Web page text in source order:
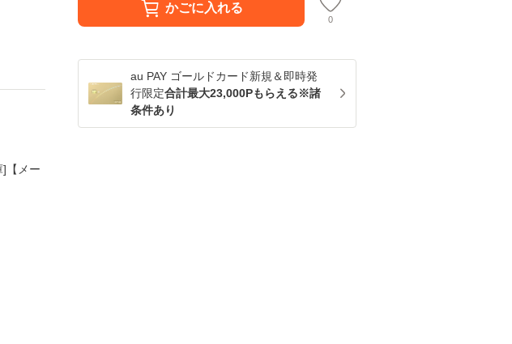
かごに入れる
0
au PAY ゴールドカード新規＆即時発
行限定合計最大23,000Pもらえる※諸
条件あり
【メー